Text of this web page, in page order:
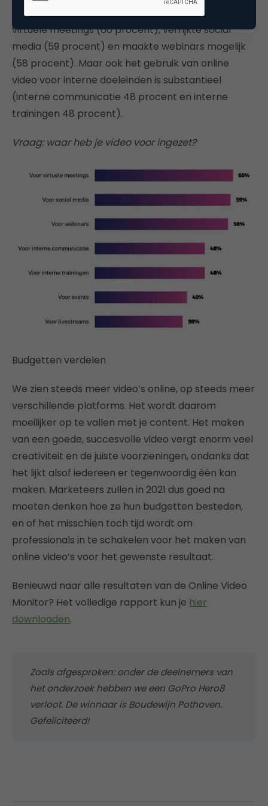
het gebruik enorm. Video was noodzakelijk voor
virtuele meetings (60 procent), verrijkte social
media (59 procent) en maakte webinars mogelijk
(58 procent). Maar ook het gebruik van online
video voor interne doeleinden is substantieel
(interne communicatie 48 procent en interne
trainingen 48 procent).
Vraag: waar heb je video voor ingezet?
Budgetten verdelen
We zien steeds meer video’s online, op steeds meer
verschillende platforms. Het wordt daarom
moeilijker op te vallen met je content. Het maken
van een goede, succesvolle video vergt enorm veel
creativiteit en de juiste voorzieningen, ondanks dat
het lijkt alsof iedereen er tegenwoordig één kan
maken. Marketeers zullen in 2021 dus goed na
moeten denken hoe ze hun budgetten besteden,
en of het misschien toch tijd wordt om
professionals in te schakelen voor het maken van
online video’s voor het gewenste resultaat.
Benieuwd naar alle resultaten van de Online Video
Monitor? Het volledige rapport kun je hier
downloaden.
Zoals afgesproken: onder de deelnemers van
het onderzoek hebben we een GoPro Hero8
verloot. De winnaar is Boudewijn Pothoven.
Gefeliciteerd!